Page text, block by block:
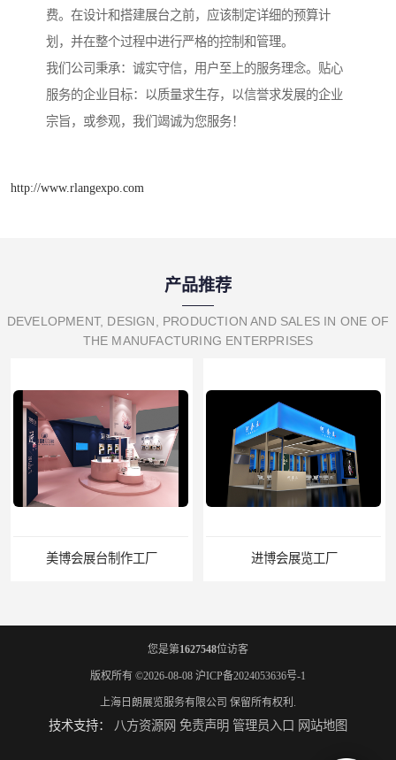
费。在设计和搭建展台之前，应该制定详细的预算计
划，并在整个过程中进行严格的控制和管理。
我们公司秉承：诚实守信，用户至上的服务理念。贴心
服务的企业目标：以质量求生存，以信誉求发展的企业
宗旨，或参观，我们竭诚为您服务！
http://www.rlangexpo.com
产品推荐
DEVELOPMENT, DESIGN, PRODUCTION AND SALES IN ONE OF
THE MANUFACTURING ENTERPRISES
美博会展台制作工厂 进博会展览工厂
您是第1627548位访客
版权所有 ©2026-08-08 沪ICP备2024053636号-1
上海日朗展览服务有限公司 保留所有权利.
技术支持： 八方资源网 免责声明 管理员入口 网站地图